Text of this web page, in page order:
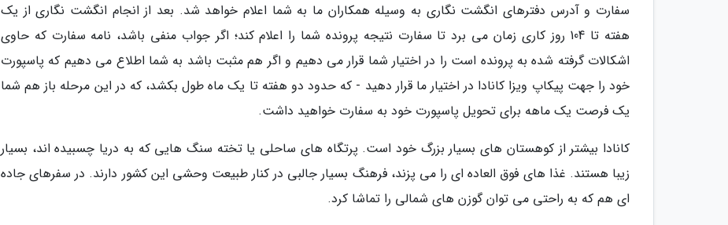
سفارت و آدرس دفترهای انگشت نگاری به وسیله همکاران ما به شما اعلام خواهد شد. بعد از انجام انگشت نگاری از یک
هفته تا 104 روز کاری زمان می برد تا سفارت نتیجه پرونده شما را اعلام کند؛ اگر جواب منفی باشد، نامه سفارت که حاوی
اشکالات گرفته شده به پرونده است را در اختیار شما قرار می دهیم و اگر هم مثبت باشد به شما اطلاع می دهیم که پاسپورت
خود را جهت پیکاپ ویزا کانادا در اختیار ما قرار دهید - که حدود دو هفته تا یک ماه طول بکشد، که در این مرحله باز هم شما
یک فرصت یک ماهه برای تحویل پاسپورت خود به سفارت خواهید داشت.
کانادا بیشتر از کوهستان های بسیار بزرگ خود است. پرتگاه های ساحلی یا تخته سنگ هایی که به دریا چسبیده اند، بسیار
زیبا هستند. غذا های فوق العاده ای را می پزند، فرهنگ بسیار جالبی در کنار طبیعت وحشی این کشور دارند. در سفرهای جاده
ای هم که به راحتی می توان گوزن های شمالی را تماشا کرد.